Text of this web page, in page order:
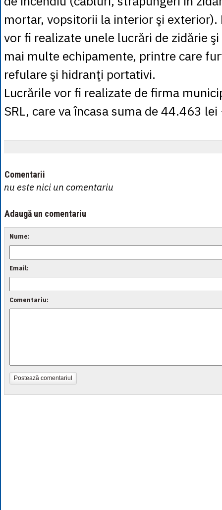
mortar, vopsitorii la interior şi exterior).
vor fi realizate unele lucrări de zidărie
mai multe echipamente, printre care
refulare şi hidranţi portativi.
Lucrările vor fi realizate de firma
SRL, care va încasa suma de 44.463
Comentarii
nu este nici un comentariu
Adaugă un comentariu
Nume:
Email:
Comentariu:
Postează comentariul